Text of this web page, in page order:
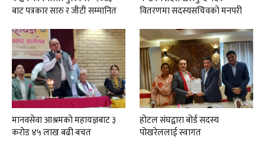
बाट पत्रकार सारु र जीटी सम्मानित
वितरणमा सदस्यसचिवकाे मनपरी
मानवसेवा आश्रमकाे‌ महायज्ञबाट ३
करोड ४५ लाख बढी बचत
होटल संघद्वारा बोर्ड सदस्य
पोखरेललाई स्वागत